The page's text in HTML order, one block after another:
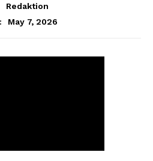
Redaktion
May 7, 2026